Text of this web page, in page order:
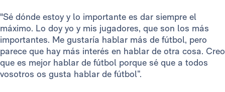
"Sé dónde estoy y lo importante es dar siempre el
máximo. Lo doy yo y mis jugadores, que son los más
importantes. Me gustaría hablar más de fútbol, pero
parece que hay más interés en hablar de otra cosa. Creo
que es mejor hablar de fútbol porque sé que a todos
vosotros os gusta hablar de fútbol”.